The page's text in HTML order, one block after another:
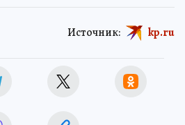
Источник: kp.ru